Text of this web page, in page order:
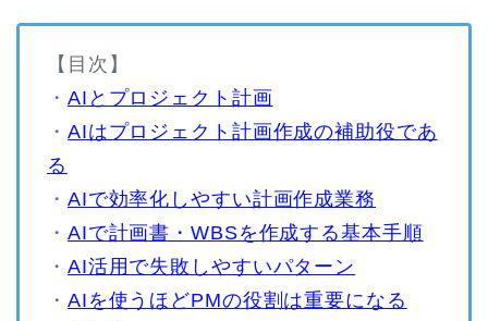
【目次】
・ AIとプロジェクト計画
・ AIはプロジェクト計画作成の補助役であ
る
・ AIで効率化しやすい計画作成業務
・ AIで計画書・WBSを作成する基本手順
・ AI活用で失敗しやすいパターン
・ AIを使うほどPMの役割は重要になる